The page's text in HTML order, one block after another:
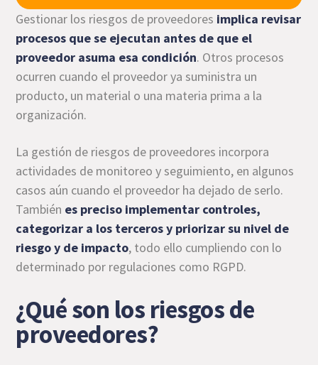
Gestionar los riesgos de proveedores implica revisar
procesos que se ejecutan antes de que el
proveedor asuma esa condición. Otros procesos
ocurren cuando el proveedor ya suministra un
producto, un material o una materia prima a la
organización.
La gestión de riesgos de proveedores incorpora
actividades de monitoreo y seguimiento, en algunos
casos aún cuando el proveedor ha dejado de serlo.
También es preciso implementar controles,
categorizar a los terceros y priorizar su nivel de
riesgoy de impacto, todo ello cumpliendo con lo
determinado por regulaciones como RGPD.
¿Qué son los riesgos de
proveedores?